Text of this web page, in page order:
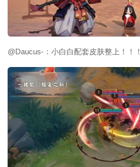
@Daucus-：小白白配套皮肤整上！！！